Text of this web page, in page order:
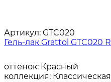
Артикул: GTC020
Гель-лак Grattol GTC020
оттенок: Красный
коллекция: Классическая